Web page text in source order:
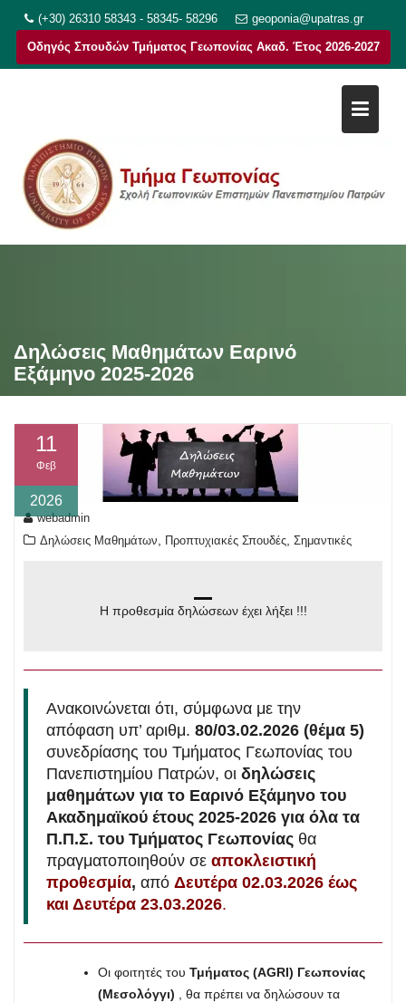
στο
περιεχόμενο
(+30) 26310 58343 - 58345- 58296 geoponia@upatras.gr
Οδηγός Σπουδών Τμήματος Γεωπονίας Ακαδ. Έτος 2026-2027
Δηλώσεις Μαθημάτων Εαρινό
Εξάμηνο 2025-2026
11
Φεβ
2026
webadmin
Δηλώσεις Μαθημάτων
Προπτυχιακές Σπουδές Σημαντικές
Η προθεσμία δηλώσεων έχει λήξει !!!
Ανακοινώνεται ότι, σύμφωνα με την
απόφαση υπ’ αριθμ. 80/03.02.2026 (θέμα 5)
συνεδρίασης του Τμήματος Γεωπονίας του
Πανεπιστημίου Πατρών, οι δηλώσεις
μαθημάτων για το Εαρινό Εξάμηνο του
Ακαδημαϊκού έτους 2025-2026 για όλα τα
Π.Π.Σ. του Τμήματος Γεωπονίας θα
πραγματοποιηθούν σε αποκλειστική
προθεσμία, από Δευτέρα 02.03.2026 έως
και Δευτέρα 23.03.2026.
Οι φοιτητές του Τμήματος (AGRI) Γεωπονίας
(Μεσολόγγι) , θα πρέπει να δηλώσουν τα